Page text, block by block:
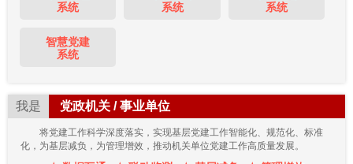
系统
系统
系统
智慧党建
系统
我是 党政机关 / 事业单位
将党建工作科学深度落实，实现基层党建工作智能化、规范化、标准
化，为基层减负，为管理增效，推动机关单位党建工作高质量发展。